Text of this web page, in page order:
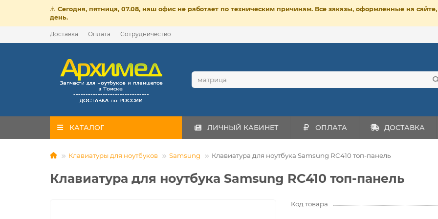
⚠️ Сегодня, пятница, 07.08, наш офис не работает по техническим причинам. Все заказы, оформленные на
день.
Доставка Оплата Сотрудничество
КАТАЛОГ ЛИЧНЫЙ КАБИНЕТ ОПЛАТА ДОСТАВКА
Клавиатуры для ноутбуков Samsung Клавиатура для ноутбука Samsung RC410 топ-панель
Клавиатура для ноутбука Samsung RC410 топ-панель
Код товара